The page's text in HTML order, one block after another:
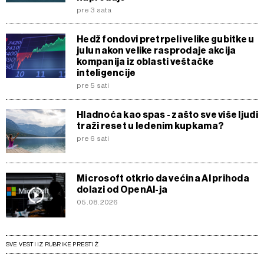
pre 3 sata
Hedž fondovi pretrpeli velike gubitke u
julu nakon velike rasprodaje akcija
kompanija iz oblasti veštačke
inteligencije
pre 5 sati
Hladnoća kao spas - zašto sve više ljudi
traži reset u ledenim kupkama?
pre 6 sati
Microsoft otkrio da većina AI prihoda
dolazi od OpenAI-ja
05.08.2026
SVE VESTI IZ RUBRIKE PRESTIŽ